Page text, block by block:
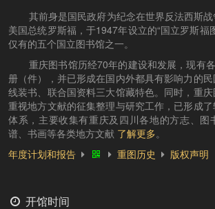
其前身是国民政府为纪念在世界反法西斯
美国总统罗斯福，于1947年设立的“国立罗斯福
仅有的五个国立图书馆之一。
重庆图书馆历经70年的建设和发展，现有
册（件），并已形成在国内外都具有影响力的
线装书、联合国资料三大馆藏特色。同时，重
重视地方文献的征集整理与研究工作，已形成
体系，主要收集有重庆及四川各地的方志、图
谱、书画等各类地方文献 了解更多。
年度计划和报告
重图历史 版权声明
开馆时间